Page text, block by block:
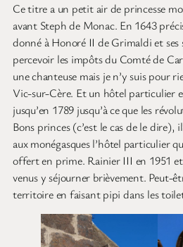
Ce titre a un petit air de princesse
avant Steph de Monac. En 1643
donné à Honoré II de Grimaldi et ses
percevoir les impôts du Comté de
une chanteuse mais je n’y suis pour
Vic-sur-Cère. Et un hôtel particulier
jusqu’en 1789 jusqu’à ce que les
Bons princes (c’est le cas de le dire),
aux monégasques l’hôtel particulier
offert en prime. Rainier III en 1951
venus y séjourner brièvement. Peut-
territoire en faisant pipi dans les